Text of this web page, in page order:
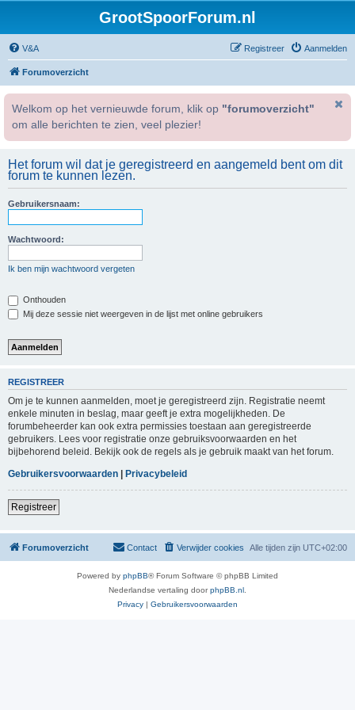
GrootSpoorForum.nl
V&A Aanmelden
Registreer
Forumoverzicht
Welkom op het vernieuwde forum, klik op "forumoverzicht"
om alle berichten te zien, veel plezier!
Het forum wil dat je geregistreerd en aangemeld bent om dit
forum te kunnen lezen.
Gebruikersnaam:
Wachtwoord:
Ik ben mijn wachtwoord vergeten
Onthouden
Mij deze sessie niet weergeven in de lijst met online gebruikers
REGISTREER
Om je te kunnen aanmelden, moet je geregistreerd zijn. Registratie neemt
enkele minuten in beslag, maar geeft je extra mogelijkheden. De
forumbeheerder kan ook extra permissies toestaan aan geregistreerde
gebruikers. Lees voor registratie onze gebruiksvoorwaarden en het
bijbehorend beleid. Bekijk ook de regels als je gebruik maakt van het forum.
Gebruikersvoorwaarden | Privacybeleid
Registreer
Forumoverzicht Alle tijden zijn UTC+02:00
Verwijder cookies
Contact
Powered by phpBB® Forum Software © phpBB Limited
Nederlandse vertaling doorphpBB.nl
Privacy | Gebruikersvoorwaarden